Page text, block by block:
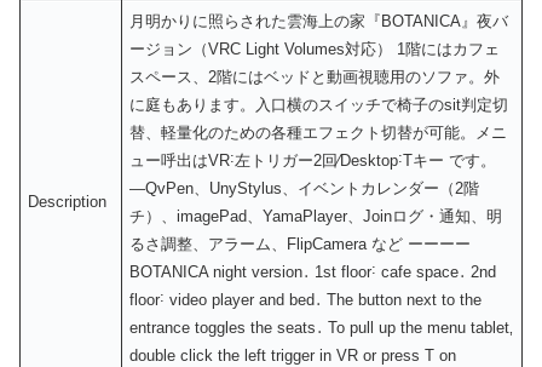
Description
月明かりに照らされた雲海上の家『BOTANICA』夜バ
ージョン（VRC Light Volumes対応） 1階にはカフェ
スペース、2階にはベッドと動画視聴用のソファ。外
に庭もあります。入口横のスイッチで椅子のsit判定切
替、軽量化のための各種エフェクト切替が可能。メニ
ュー呼出はVR˸左トリガー2回⁄Desktop˸Tキー です。
—QvPen、UnyStylus、イベントカレンダー（2階
チ）、imagePad、YamaPlayer、Joinログ・通知、明
るさ調整、アラーム、FlipCamera など ーーーー
BOTANICA night version․ 1st floor˸ cafe space․ 2nd
floor˸ video player and bed․ The button next to the
entrance toggles the seats․ To pull up the menu tablet‚
double click the left trigger in VR or press T on